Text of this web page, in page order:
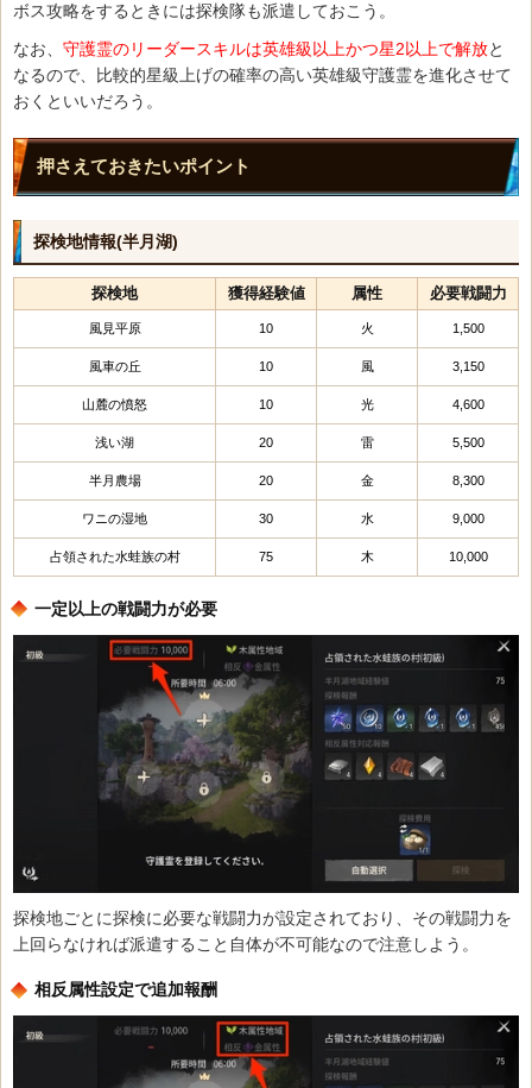
ボス攻略をするときには探検隊も派遣しておこう。
なお、 守護霊のリーダースキルは英雄級以上かつ星2以上で解放と
なるので、比較的星級上げの確率の高い英雄級守護霊を進化させて
おくといいだろう。
押さえておきたいポイント
探検地情報(半月湖)
探検地 獲得経験値 属性 必要戦闘力
風見平原 10 火 1,500
風車の丘 10 風 3,150
山麓の憤怒 10 光 4,600
浅い湖 20 雷 5,500
半月農場 20 金 8,300
ワニの湿地 30 水 9,000
占領された水蛙族の村 75 木 10,000
一定以上の戦闘力が必要
探検地ごとに探検に必要な戦闘力が設定されており、その戦闘力を
上回らなければ派遣すること自体が不可能なので注意しよう。
相反属性設定で追加報酬